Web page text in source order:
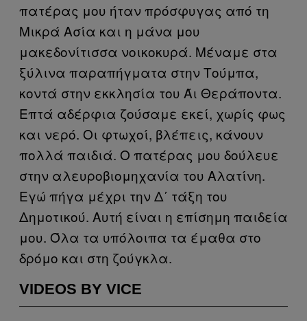
πατέρας μου ήταν πρόσφυγας από τη
Μικρά Ασία και η μάνα μου
μακεδονίτισσα νοικοκυρά. Μέναμε στα
ξύλινα παραπήγματα στην Τούμπα,
κοντά στην εκκλησία του Άι Θεράποντα.
Επτά αδέρφια ζούσαμε εκεί, χωρίς φως
και νερό. Οι φτωχοί, βλέπεις, κάνουν
πολλά παιδιά. Ο πατέρας μου δούλευε
στην αλευροβιομηχανία του Αλατίνη.
Εγώ πήγα μέχρι την Δ΄ τάξη του
Δημοτικού. Αυτή είναι η επίσημη παιδεία
μου. Όλα τα υπόλοιπα τα έμαθα στο
δρόμο και στη ζούγκλα.
VIDEOS BY VICE